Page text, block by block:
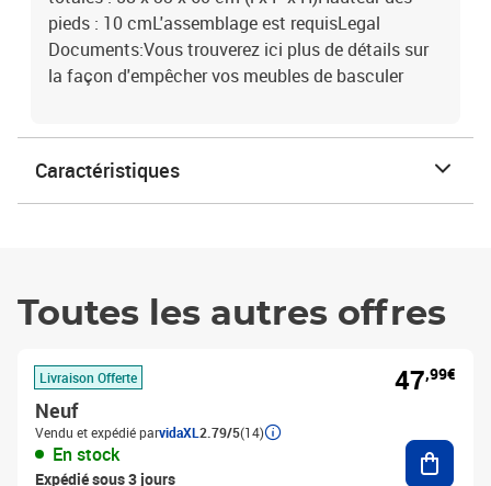
pieds : 10 cmL'assemblage est requisLegal
Documents:Vous trouverez ici plus de détails sur
la façon d'empêcher vos meubles de basculer
Caractéristiques
Toutes les autres offres
Livraison Offerte
Neuf
Vendu et expédié parvidaXL 2.79/5(14)
En stock
Expédié sous 3 jours
47,99€